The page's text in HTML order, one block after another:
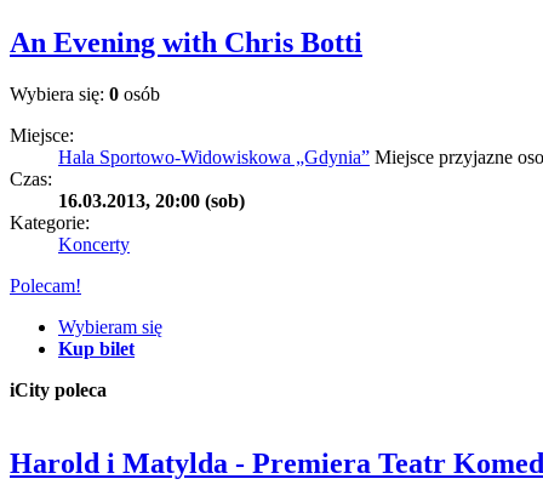
An Evening with Chris Botti
Wybiera się: 0 osób
Miejsce:
Hala Sportowo-Widowiskowa „Gdynia” Miejsce przyjazne
Czas:
16.03.2013, 20:00 (sob)
Kategorie:
Koncerty
Polecam!
Wybieram się
Kup bilet
iCity poleca
Harold i Matylda - Premiera Teatr